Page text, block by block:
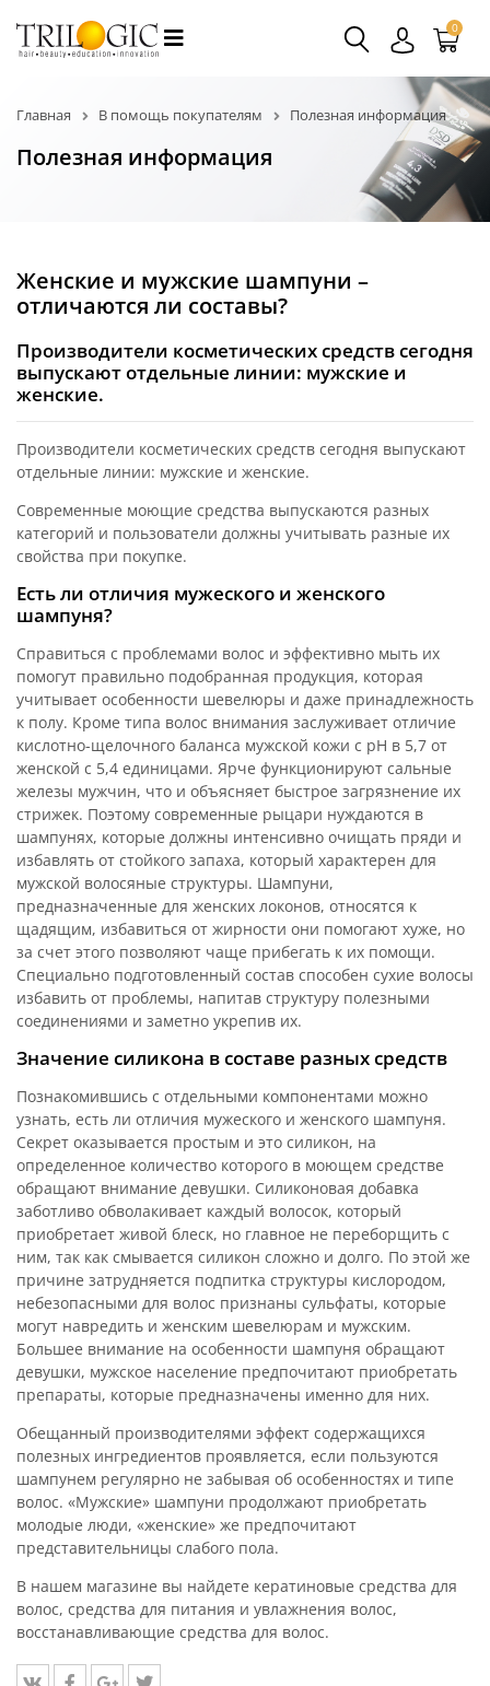
0
Главная В помощь покупателям Полезная информация
Полезная информация
Женские и мужские шампуни –
отличаются ли составы?
Производители косметических средств сегодня
выпускают отдельные линии: мужские и
женские.
Производители косметических средств сегодня выпускают
отдельные линии: мужские и женские.
Современные моющие средства выпускаются разных
категорий и пользователи должны учитывать разные их
свойства при покупке.
Есть ли отличия мужеского и женского
шампуня?
Справиться с проблемами волос и эффективно мыть их
помогут правильно подобранная продукция, которая
учитывает особенности шевелюры и даже принадлежность
к полу. Кроме типа волос внимания заслуживает отличие
кислотно-щелочного баланса мужской кожи с рН в 5,7 от
женской с 5,4 единицами. Ярче функционируют сальные
железы мужчин, что и объясняет быстрое загрязнение их
стрижек. Поэтому современные рыцари нуждаются в
шампунях, которые должны интенсивно очищать пряди и
избавлять от стойкого запаха, который характерен для
мужской волосяные структуры. Шампуни,
предназначенные для женских локонов, относятся к
щадящим, избавиться от жирности они помогают хуже, но
за счет этого позволяют чаще прибегать к их помощи.
Специально подготовленный состав способен сухие волосы
избавить от проблемы, напитав структуру полезными
соединениями и заметно укрепив их.
Значение силикона в составе разных средств
Познакомившись с отдельными компонентами можно
узнать, есть ли отличия мужеского и женского шампуня.
Секрет оказывается простым и это силикон, на
определенное количество которого в моющем средстве
обращают внимание девушки. Силиконовая добавка
заботливо обволакивает каждый волосок, который
приобретает живой блеск, но главное не переборщить с
ним, так как смывается силикон сложно и долго. По этой же
причине затрудняется подпитка структуры кислородом,
небезопасными для волос признаны сульфаты, которые
могут навредить и женским шевелюрам и мужским.
Большее внимание на особенности шампуня обращают
девушки, мужское население предпочитают приобретать
препараты, которые предназначены именно для них.
Обещанный производителями эффект содержащихся
полезных ингредиентов проявляется, если пользуются
шампунем регулярно не забывая об особенностях и типе
волос. «Мужские» шампуни продолжают приобретать
молодые люди, «женские» же предпочитают
представительницы слабого пола.
В нашем магазине вы найдете кератиновые средства для
волос, средства для питания и увлажнения волос,
восстанавливающие средства для волос.